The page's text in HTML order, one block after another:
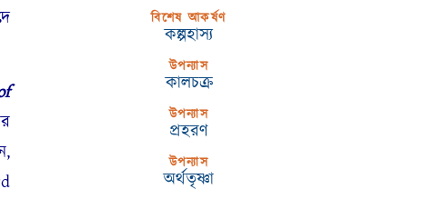
বিশেষ আকর্ষণ
কল্পহাস্য
উপন্যাস
কালচক্র
উপন্যাস
প্রহরণ
উপন্যাস
অর্থতৃষ্ণা